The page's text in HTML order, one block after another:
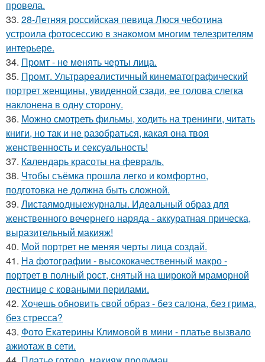
провела.
33. 28-Летняя российская певица Люся чеботина
устроила фотосессию в знакомом многим телезрителям
интерьере.
34. Промт - не менять черты лица.
35. Промт. Ультрареалистичный кинематографический
портрет женщины, увиденной сзади, ее голова слегка
наклонена в одну сторону.
36. Можно смотреть фильмы, ходить на тренинги, читать
книги, но так и не разобраться, какая она твоя
женственность и сексуальность!
37. Календарь красоты на февраль.
38. Чтобы съёмка прошла легко и комфортно,
подготовка не должна быть сложной.
39. Листаямодныежурналы. Идеальный образ для
женственного вечернего наряда - аккуратная прическа,
выразительный макияж!
40. Мой портрет не меняя черты лица создай.
41. На фотографии - высококачественный макро -
портрет в полный рост, снятый на широкой мраморной
лестнице с коваными перилами.
42. Хочешь обновить свой образ - без салона, без грима,
без стресса?
43. Фото Екатерины Климовой в мини - платье вызвало
ажиотаж в сети.